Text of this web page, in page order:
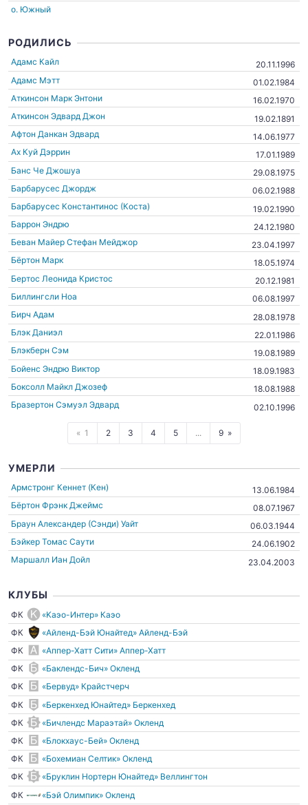
о. Южный
РОДИЛИСЬ
Адамс Кайл
20.11.1996
Адамс Мэтт
01.02.1984
Аткинсон Марк Энтони
16.02.1970
Аткинсон Эдвард Джон
19.02.1891
Афтон Данкан Эдвард
14.06.1977
Ах Куй Дэррин
17.01.1989
Банс Че Джошуа
29.08.1975
Барбарусес Джордж
06.02.1988
Барбарусес Константинос (Коста)
19.02.1990
Баррон Эндрю
24.12.1980
Беван Майер Стефан Мейджор
23.04.1997
Бёртон Марк
18.05.1974
Бертос Леонида Кристос
20.12.1981
Биллингсли Ноа
06.08.1997
Бирч Адам
28.08.1978
Блэк Даниэл
22.01.1986
Блэкберн Сэм
19.08.1989
Бойенс Эндрю Виктор
18.09.1983
Боксолл Майкл Джозеф
18.08.1988
Бразертон Сэмуэл Эдвард
02.10.1996
1 2 3 4 5 ... 9
УМЕРЛИ
Армстронг Кеннет (Кен)
13.06.1984
Бёртон Фрэнк Джеймс
08.07.1967
Браун Александер (Сэнди) Уайт
06.03.1944
Бэйкер Томас Саути
24.06.1902
Маршалл Иан Дойл
23.04.2003
КЛУБЫ
ФК
«Kaэo-Интер» Каэо
ФК
«Айленд-Бэй Юнайтед» Айленд-Бэй
ФК
«Аппер-Хатт Сити» Аппер-Хатт
ФК
«Баклендс-Бич» Окленд
ФК
«Бервуд» Крайстчерч
ФК
«Беркенхед Юнайтед» Беркенхед
ФК
«Бичлендс Мараэтай» Окленд
ФК
«Блокхаус-Бей» Окленд
ФК
«Бохемиан Селтик» Окленд
ФК
«Бруклин Нортерн Юнайтед» Веллингтон
ФК
«Бэй Олимпик» Окленд